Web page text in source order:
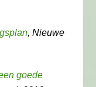
, Nieuwe
goede